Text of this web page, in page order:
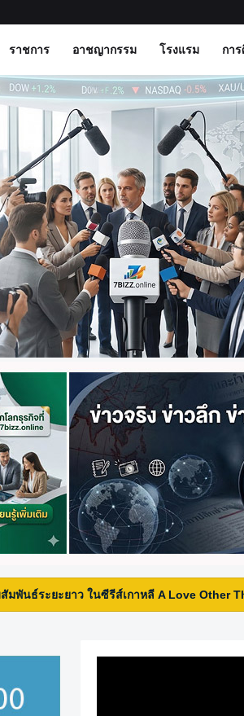
ราชการ อาชญากรรม โรงแรม การ
ในซีรีส์เกาหลี A Love Other Than Yours จา